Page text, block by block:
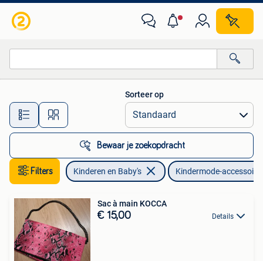
Alle afstanden…
Sorteer op
Bewaar je zoekopdracht
Filters Kinderen en Baby's Kindermode-
Sac à main KOCCA
€ 15,00 Details